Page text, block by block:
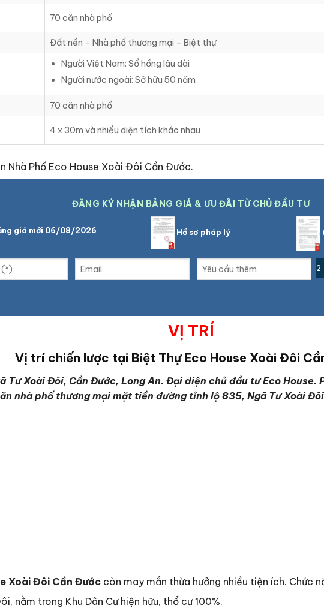
70 căn nhà phố
Đất nền – Nhà phố thương mại – Biệt thự
Người Việt Nam: Sổ hồng lâu dài
Người nước ngoài: Sở hữu 50 năm
70 căn nhà phố
4 x 30m và nhiều diện tích khác nhau
Nhà Phố Eco House Xoài Đôi Cần Đước.
ĐĂNG KÝ NHẬN BẢNG GIÁ & ƯU ĐÃI TỪ CHỦ ĐẦU TƯ
giá mới 06/08/2026 Hồ sơ pháp lý
2
VỊ TRÍ
Vị trí chiến lược tại Biệt Thự Eco House Xoài Đôi
Tư Xoài Đôi, Cần Đước, Long An. Đại diện chủ đầu tư Eco
nhà phố thương mại mặt tiền đường tỉnh lộ 835, Ngã Tư Xoài
Xoài Đôi Cần Đước còn may mắn thừa hưởng nhiều tiện ích. Chức
nằm trong Khu Dân Cư hiện hữu, thổ cư 100%.